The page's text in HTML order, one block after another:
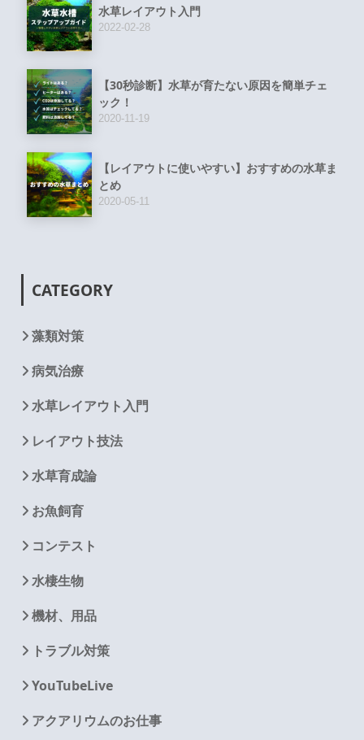
水草レイアウト入門
2022-02-28
【30秒診断】水草が育たない原因を簡単チェ
ック！
2020-11-19
【レイアウトに使いやすい】おすすめの水草ま
とめ
2020-05-11
CATEGORY
藻類対策
病気治療
水草レイアウト入門
レイアウト技法
水草育成論
お魚飼育
コンテスト
水棲生物
機材、用品
トラブル対策
YouTubeLive
アクアリウムのお仕事